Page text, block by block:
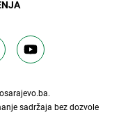
.
sadržaja bez dozvole